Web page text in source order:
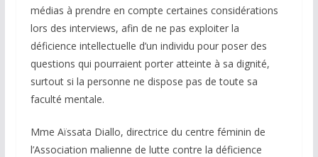
médias à prendre en compte certaines considérations
lors des interviews, afin de ne pas exploiter la
déficience intellectuelle d’un individu pour poser des
questions qui pourraient porter atteinte à sa dignité,
surtout si la personne ne dispose pas de toute sa
faculté mentale.
Mme Aïssata Diallo, directrice du centre féminin de
l’Association malienne de lutte contre la déficience